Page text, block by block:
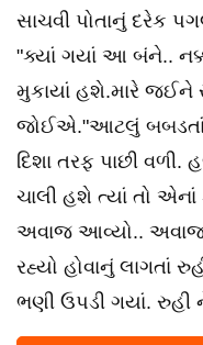
સાચવી પોતાનું દરેક
"ક્યાં ગયાં આ બંને..
મુકાયાં હશે.મારે જઈને
જોઈએ."આટલું બબડતાં
દિશા તરફ પાછી
ચાલી હશે ત્યાં તો
અવાજ આવ્યો.. અવાજ
રહ્યો હોવાનું લાગતાં
ભણી ઉપડી ગયાં.